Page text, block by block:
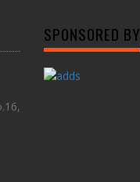
SPONSORED BY